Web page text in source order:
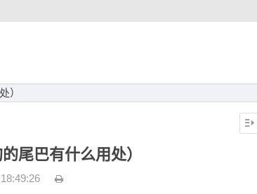
）
尾巴有什么用处）
18:49:26